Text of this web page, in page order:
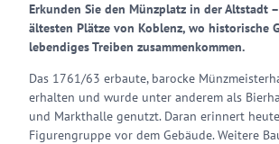
Erkunden Sie den Münzplatz in der Altstadt
ältesten Plätze von Koblenz, wo historische
lebendiges Treiben zusammenkommen.
Das 1761/63 erbaute, barocke
erhalten und wurde unter anderem als
und Markthalle genutzt. Daran erinnert
Figurengruppe vor dem Gebäude. Weitere